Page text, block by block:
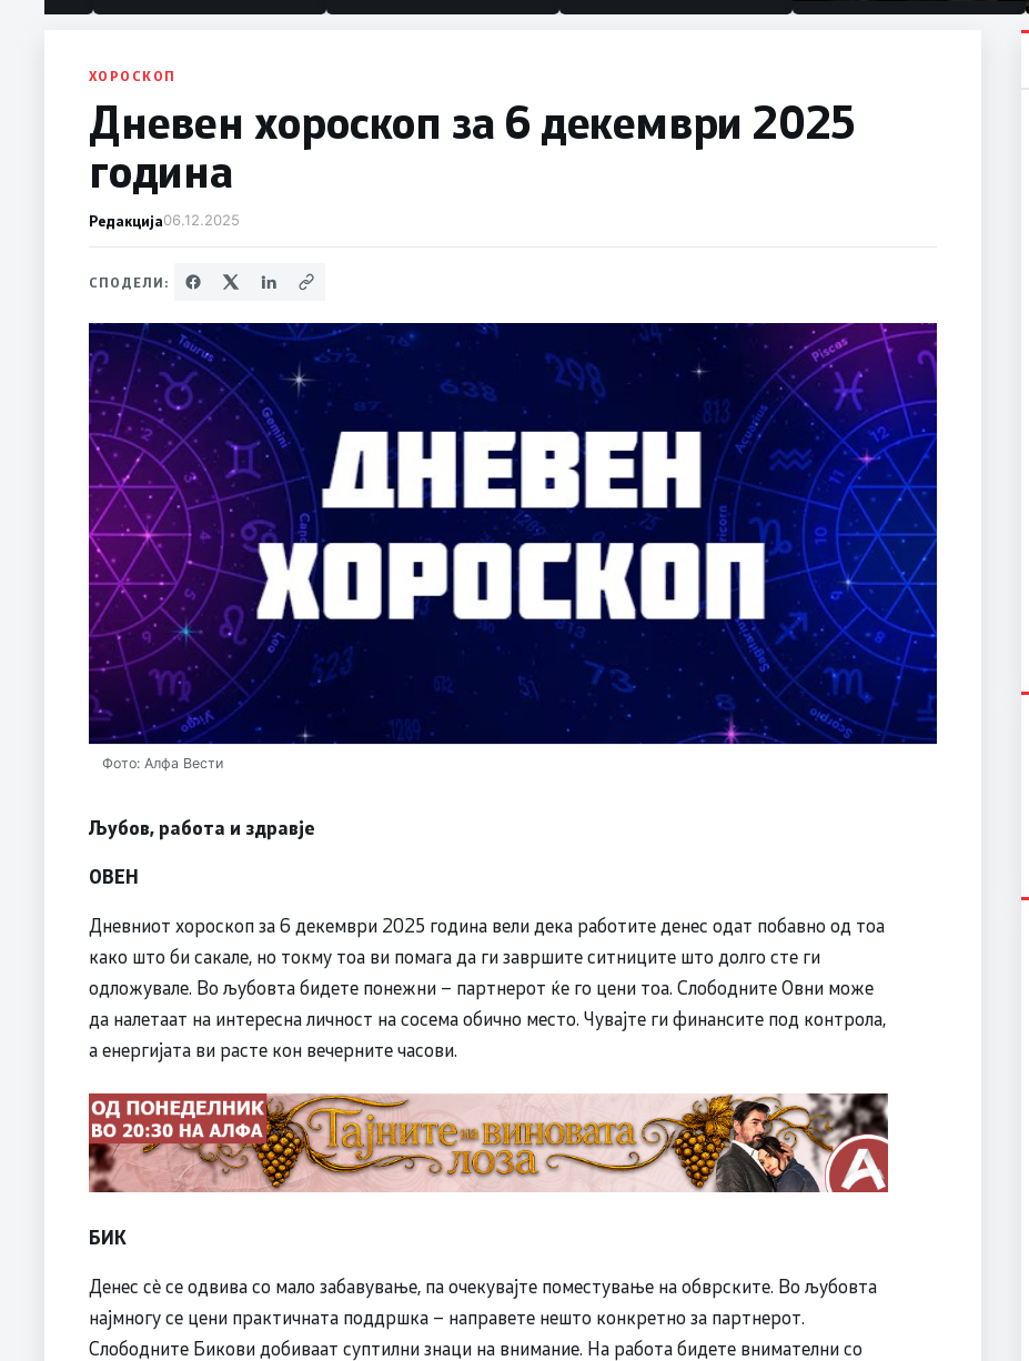
половина тунел во слепа
ХОРОСКОП
Дневен хороскоп за 6 декември 2025
година
Редакција06.12.2025
СПОДЕЛИ:
Фото: Алфа Вести
Љубов, работа и здравје
ОВЕН
Дневниот хороскоп за 6 декември 2025 година вели дека работите денес одат побавно од тоа
како што би сакале, но токму тоа ви помага да ги завршите ситниците што долго сте ги
одложувале. Во љубовта бидете понежни – партнерот ќе го цени тоа. Слободните Овни може
да налетаат на интересна личност на сосема обично место. Чувајте ги финансите под контрола,
а енергијата ви расте кон вечерните часови.
БИК
Денес сè се одвива со мало забавување, па очекувајте поместување на обврските. Во љубовта
најмногу се цени практичната поддршка – направете нешто конкретно за партнерот.
Слободните Бикови добиваат суптилни знаци на внимание. На работа бидете внимателни со